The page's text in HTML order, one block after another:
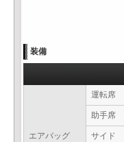
装備
エアバッグ
運転席
助手席
サイド